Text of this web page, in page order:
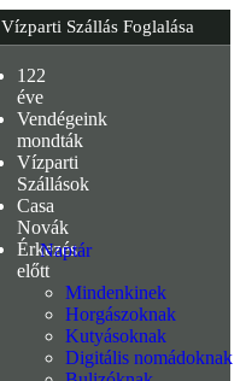
Vízparti Szállás Foglalása
122
éve
Vendégeink
mondták
Vízparti
Szállások
Casa
Novák
Érkezés
előtt
Mindenkinek
Horgászoknak
Kutyásoknak
Digitális nomádoknak
Naptár